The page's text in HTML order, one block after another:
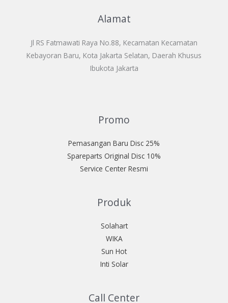
Alamat
Jl RS Fatmawati Raya No.88, Kecamatan Kecamatan
Kebayoran Baru, Kota Jakarta Selatan, Daerah Khusus
Ibukota Jakarta
Promo
Pemasangan Baru Disc 25%
Spareparts Original Disc 10%
Service Center Resmi
Produk
Solahart
WIKA
Sun Hot
Inti Solar
Call Center